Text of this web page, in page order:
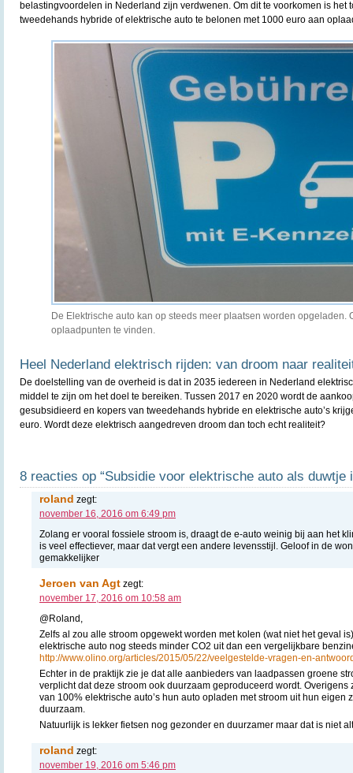
belastingvoordelen in Nederland zijn verdwenen. Om dit te voorkomen is het
tweedehands hybride of elektrische auto te belonen met 1000 euro aan
De Elektrische auto kan op steeds meer plaatsen worden opgeladen.
oplaadpunten te vinden.
Heel Nederland elektrisch rijden: van droom naar
De doelstelling van de overheid is dat in 2035 iedereen in Nederland
middel te zijn om het doel te bereiken. Tussen 2017 en 2020 wordt de
gesubsidieerd en kopers van tweedehands hybride en elektrische auto’s
euro. Wordt deze elektrisch aangedreven droom dan toch echt realiteit?
8 reacties op “Subsidie voor elektrische auto als duwtje
roland zegt:
november 16, 2016 om 6:49 pm
Zolang er vooral fossiele stroom is, draagt de e-auto weinig bij aan het
is veel effectiever, maar dat vergt een andere levensstijl. Geloof in de
gemakkelijker
Jeroen van Agt zegt:
november 17, 2016 om 10:58 am
@Roland,
Zelfs al zou alle stroom opgewekt worden met kolen (wat niet het geval
elektrische auto nog steeds minder CO2 uit dan een vergelijkbare
http://www.olino.org/articles/2015/05/22/veelgestelde-vragen-en-
Echter in de praktijk zie je dat alle aanbieders van laadpassen groene
verplicht dat deze stroom ook duurzaam geproduceerd wordt.
van 100% elektrische auto’s hun auto opladen met stroom uit hun eigen
duurzaam.
Natuurlijk is lekker fietsen nog gezonder en duurzamer maar dat is niet
roland zegt:
november 19, 2016 om 5:46 pm